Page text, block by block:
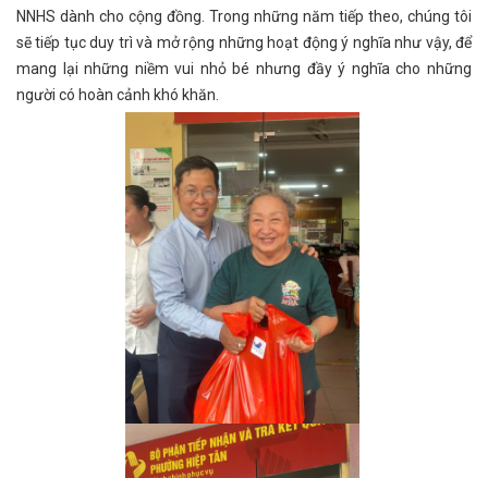
NNHS dành cho cộng đồng. Trong những năm tiếp theo, chúng tôi
sẽ tiếp tục duy trì và mở rộng những hoạt động ý nghĩa như vậy, để
mang lại những niềm vui nhỏ bé nhưng đầy ý nghĩa cho những
người có hoàn cảnh khó khăn.